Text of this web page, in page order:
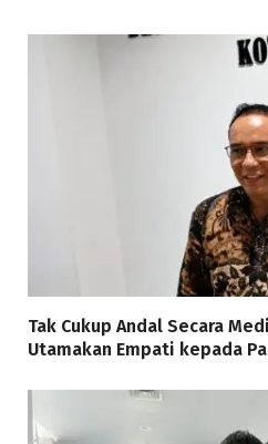
Tak Cukup Andal Secara
Utamakan Empati kepada